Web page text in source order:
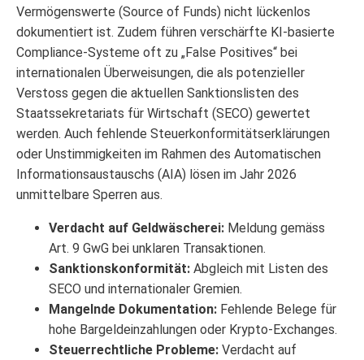
Vermögenswerte (Source of Funds) nicht lückenlos
dokumentiert ist. Zudem führen verschärfte KI-basierte
Compliance-Systeme oft zu „False Positives“ bei
internationalen Überweisungen, die als potenzieller
Verstoss gegen die aktuellen Sanktionslisten des
Staatssekretariats für Wirtschaft (SECO) gewertet
werden. Auch fehlende Steuerkonformitätserklärungen
oder Unstimmigkeiten im Rahmen des Automatischen
Informationsaustauschs (AIA) lösen im Jahr 2026
unmittelbare Sperren aus.
Verdacht auf Geldwäscherei: Meldung gemäss
Art. 9 GwG bei unklaren Transaktionen.
Sanktionskonformität: Abgleich mit Listen des
SECO und internationaler Gremien.
Mangelnde Dokumentation: Fehlende Belege für
hohe Bargeldeinzahlungen oder Krypto-Exchanges.
Steuerrechtliche Probleme: Verdacht auf